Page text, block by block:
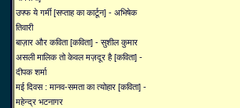
उफ्फ ये गर्मी [सप्ताह का कार्टून] - अभिषेक
तिवारी
बाज़ार और कविता [कविता] - सुशील कुमार
असली मालिक तो केवल मज़दूर है [कविता] -
दीपक शर्मा
मई दिवस : मानव-समता का त्योहार [कविता] -
महेन्द्र भटनागर